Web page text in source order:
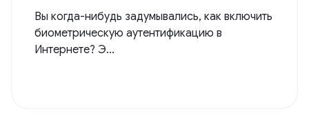
Вы когда-нибудь задумывались, как включить
биометрическую аутентификацию в
Интернете? Э...